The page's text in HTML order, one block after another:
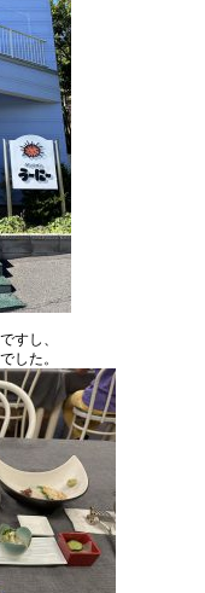
すし、
した。